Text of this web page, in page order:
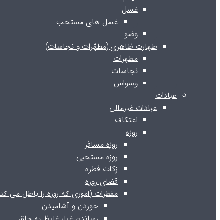
غسل
غسل های مستحب
وضو
طهارت ظاهری (مطهّرات و نجاسات)
مطهرات
نجاسات
وسواس
عبادات
عبادات غیرمالی
اعتکاف
روزه
روزه مسافر
روزه مستحبی
زکات فطره
قضای روزه
مفطرات (اموری که روزه را باطل می
خوردن و آشامیدن